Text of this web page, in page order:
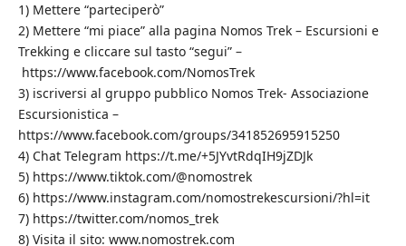
1) Mettere “parteciperò”
2) Mettere “mi piace” alla pagina Nomos Trek – Escursioni e
Trekking e cliccare sul tasto “segui” –
https://www.facebook.com/NomosTrek
3) iscriversi al gruppo pubblico Nomos Trek- Associazione
Escursionistica –
https://www.facebook.com/groups/341852695915250
4) Chat Telegram https://t.me/+5JYvtRdqIH9jZDJk
5) https://www.tiktok.com/@nomostrek
6) https://www.instagram.com/nomostrekescursioni/?hl=it
7) https://twitter.com/nomos_trek
8) Visita il sito: www.nomostrek.com